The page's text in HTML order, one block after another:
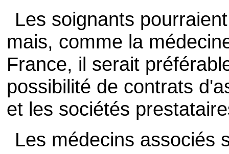
Les soignants
mais, comme la
France, il serait
possibilité de contrats
et les sociétés
Les médecins associés